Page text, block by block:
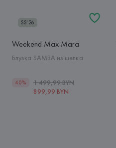
SS'26
Weekend Max Mara
Блузка SAMBA из шелка
40%
1 499,99 BYN
899,99 BYN